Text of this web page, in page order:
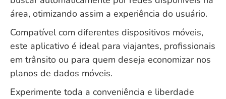
área, otimizando assim a experiência do usuário.
Compatível com diferentes dispositivos móveis,
este aplicativo é ideal para viajantes, profissionais
em trânsito ou para quem deseja economizar nos
planos de dados móveis.
Experimente toda a conveniência e liberdade